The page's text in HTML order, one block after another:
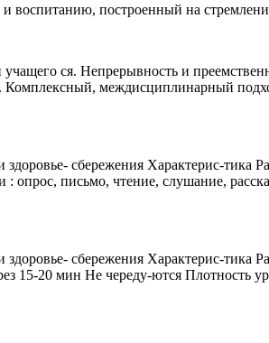
воспитанию, построенный на
ся. Непрерывность и
междисциплинарный
сбережения Характерис-тика
письмо, чтение, слушание,
сбережения Характерис-тика
20 мин Не череду-ются Плотность